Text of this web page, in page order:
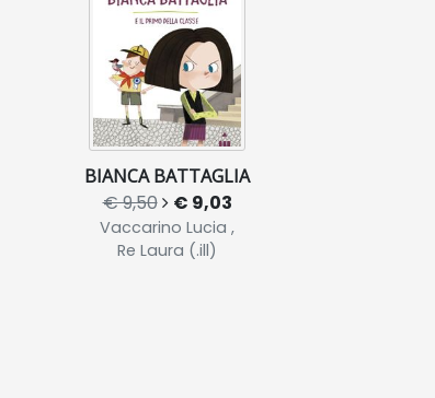
BIANCA BATTAGLIA
€ 9,50 € 9,03
Vaccarino Lucia ,
Re Laura (.ill)